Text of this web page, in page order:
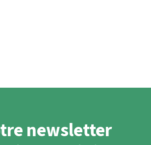
newsletter